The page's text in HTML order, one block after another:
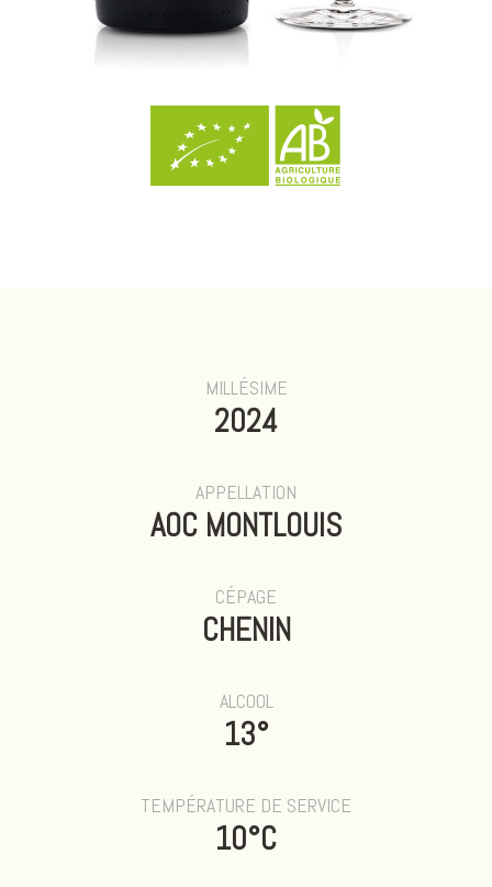
MILLÉSIME
2024
APPELLATION
AOC MONTLOUIS
CÉPAGE
CHENIN
ALCOOL
13°
TEMPÉRATURE DE SERVICE
10°C